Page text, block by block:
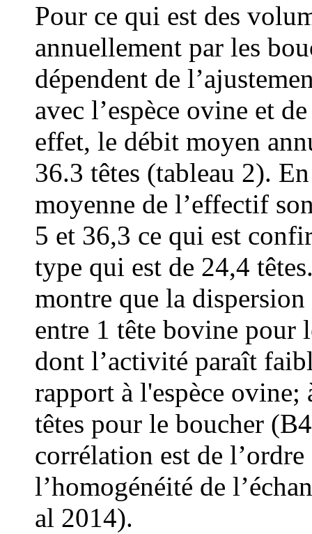
Pour ce qui est des
annuellement par les
dépendent de
avec l’espèce ovine et
effet, le débit moyen
36.3 têtes (tableau 2).
moyenne de l’effectif
5 et 36,3 ce qui est
type qui est de 24,4
montre que la
entre 1 tête bovine pour
dont l’activité paraît
rapport à l'espèce
têtes pour le boucher
corrélation est de
l’homogénéité de
al 2014).